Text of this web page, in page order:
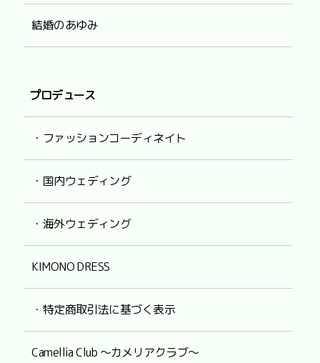
結婚のあゆみ
プロデュース
・ファッションコーディネイト
・国内ウェディング
・海外ウェディング
KIMONO DRESS
・特定商取引法に基づく表示
Camellia Club ～カメリアクラブ～